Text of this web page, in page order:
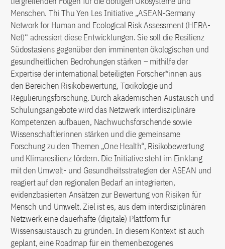
Menschen. Thi Thu Yen Les Initiative „ASEAN-Germany
Network for Human and Ecological Risk Assessment (HERA-
Net)“ adressiert diese Entwicklungen. Sie soll die Resilienz
Südostasiens gegenüber den imminenten ökologischen und
gesundheitlichen Bedrohungen stärken – mithilfe der
Expertise der international beteiligten Forscher*innen aus
den Bereichen Risikobewertung, Toxikologie und
Regulierungsforschung. Durch akademischen Austausch und
Schulungsangebote wird das Netzwerk interdisziplinäre
Kompetenzen aufbauen, Nachwuchsforschende sowie
Wissenschaftlerinnen stärken und die gemeinsame
Forschung zu den Themen „One Health“, Risikobewertung
und Klimaresilienz fördern. Die Initiative steht im Einklang
mit den Umwelt- und Gesundheitsstrategien der ASEAN und
reagiert auf den regionalen Bedarf an integrierten,
evidenzbasierten Ansätzen zur Bewertung von Risiken für
Mensch und Umwelt. Ziel ist es, aus dem interdisziplinären
Netzwerk eine dauerhafte (digitale) Plattform für
Wissensaustausch zu gründen. In diesem Kontext ist auch
geplant, eine Roadmap für ein themenbezogenes